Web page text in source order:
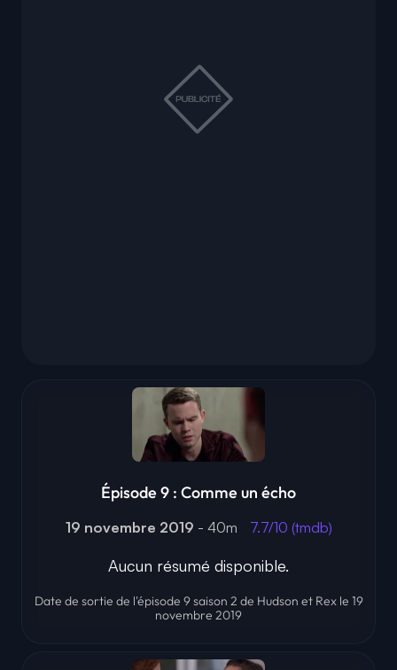
Épisode 9 : Comme un écho
19 novembre 2019 - 40m 7.7/10 (tmdb)
Aucun résumé disponible.
Date de sortie de l'épisode 9 saison 2 de Hudson et Rex le 19
novembre 2019